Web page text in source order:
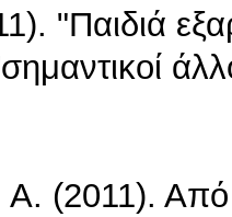
"Παιδιά
(2011). Από